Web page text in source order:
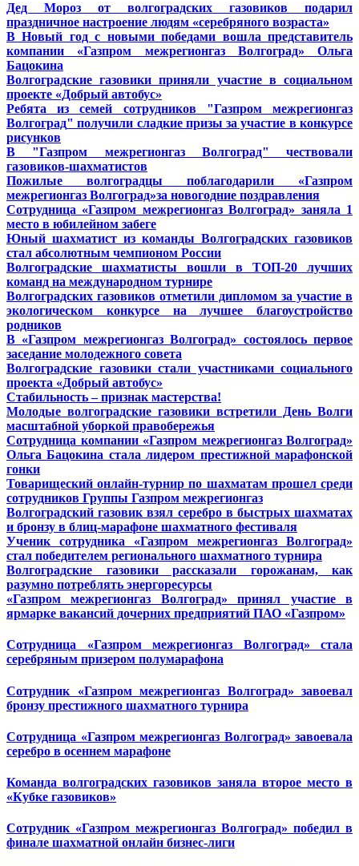
Дед Мороз от волгоградских газовиков подарил
праздничное настроение людям «серебряного возраста»
В Новый год с новыми победами вошла представитель
компании «Газпром межрегионгаз Волгоград» Ольга
Бацокина
Волгоградские газовики приняли участие в социальном
проекте «Добрый автобус»
Ребята из семей сотрудников "Газпром межрегионгаз
Волгоград" получили сладкие призы за участие в конкурсе
рисунков
В "Газпром межрегионгаз Волгоград" чествовали
газовиков-шахматистов
Пожилые волгоградцы поблагодарили «Газпром
межрегионгаз Волгоград»за новогодние поздравления
Сотрудница «Газпром межрегионгаз Волгоград» заняла 1
место в юбилейном забеге
Юный шахматист из команды Волгоградских газовиков
стал абсолютным чемпионом России
Волгоградские шахматисты вошли в ТОП-20 лучших
команд на международном турнире
Волгоградских газовиков отметили дипломом за участие в
экологическом конкурсе на лучшее благоустройство
родников
В «Газпром межрегионгаз Волгоград» состоялось первое
заседание молодежного совета
Волгоградские газовики стали участниками социального
проекта «Добрый автобус»
Стабильность – признак мастерства!
Молодые волгоградские газовики встретили День Волги
масштабной уборкой правобережья
Сотрудница компании «Газпром межрегионгаз Волгоград»
Ольга Бацокина стала лидером престижной марафонской
гонки
Товарищеский онлайн-турнир по шахматам прошел среди
сотрудников Группы Газпром межрегионгаз
Волгоградский газовик взял серебро в быстрых шахматах
и бронзу в блиц-марафоне шахматного фестиваля
Ученик сотрудника «Газпром межрегионгаз Волгоград»
стал победителем регионального шахматного турнира
Волгоградские газовики рассказали горожанам, как
разумно потреблять энергоресурсы
«Газпром межрегионгаз Волгоград» принял участие в
ярмарке вакансий дочерних предприятий ПАО «Газпром»
Сотрудница «Газпром межрегионгаз Волгоград» стала
серебряным призером полумарафона
Сотрудник «Газпром межрегионгаз Волгоград» завоевал
бронзу престижного шахматного турнира
Сотрудница «Газпром межрегионгаз Волгоград» завоевала
серебро в осеннем марафоне
Команда волгоградских газовиков заняла второе место в
«Кубке газовиков»
Сотрудник «Газпром межрегионгаз Волгоград» победил в
финале шахматной онлайн бизнес-лиги